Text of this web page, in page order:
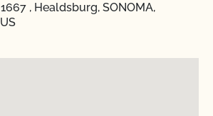
, Healdsburg, SONOMA,